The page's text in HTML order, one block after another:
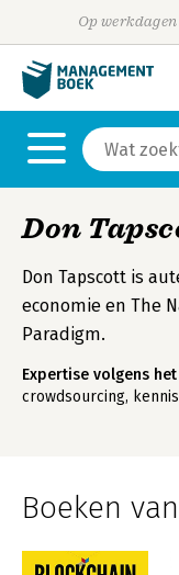
Op
Don
Don Tapscott is
economie en The
Paradigm.
Expertise volgens
crowdsourcing,
Boeken